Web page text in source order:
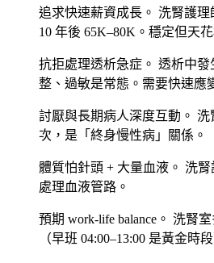
追求快速薪資成長。 洗腎護理
10 年後 65K–80K。穩定但天
抗拒處理透析急症。 透析中發
整、過敏是常態。需要快速應
討厭與長期病人深度互動。 洗
次，是「終身慢性病」關係。
體質怕針頭 + 大量血液。 洗腎
處理血液管路。
預期 work-life balance。 洗腎
（早班 04:00–13:00 是黃金時